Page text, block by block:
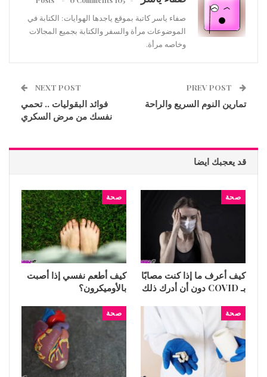
صفاء ياسر كاتبة بموقع ياجدها الهوايات: الكتابة في
الموضوعات مرأة والسفر والكتابة بجميع المجالات
وخاصه مرأة.
تمارين النوم السريع والراحة
NEXT POST
فوائد البقوليات .. تحمي
نفسك من مرض السكري
قد يعجبك ايضا
صحة
كيف أعرف ما إذا كنت مصابًا
بـ COVID دون أن أدرك ذلك
صحة
كيف أطعم نفسي إذا أصبت
بالأوميكرون؟
صحة صحة